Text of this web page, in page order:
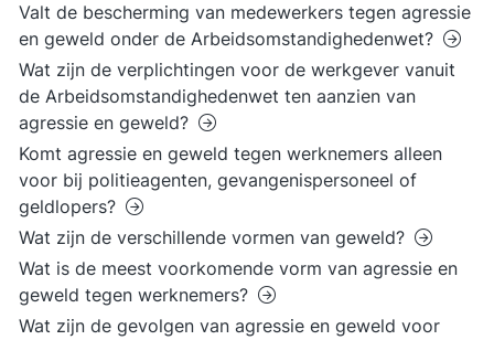
Valt de bescherming van medewerkers tegen agressie
en geweld onder de Arbeidsomstandighedenwet?
Wat zijn de verplichtingen voor de werkgever vanuit
de Arbeidsomstandighedenwet ten aanzien van
agressie en geweld?
Komt agressie en geweld tegen werknemers alleen
voor bij politieagenten, gevangenispersoneel of
geldlopers?
Wat zijn de verschillende vormen van geweld?
Wat is de meest voorkomende vorm van agressie en
geweld tegen werknemers?
Wat zijn de gevolgen van agressie en geweld voor